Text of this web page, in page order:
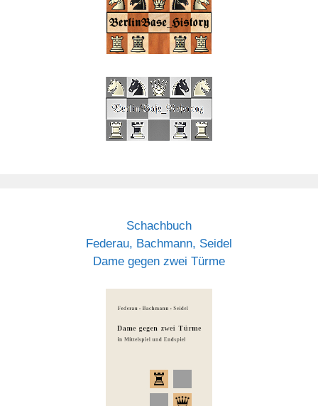
Schachbuch
Federau, Bachmann, Seidel
Dame gegen zwei Türme